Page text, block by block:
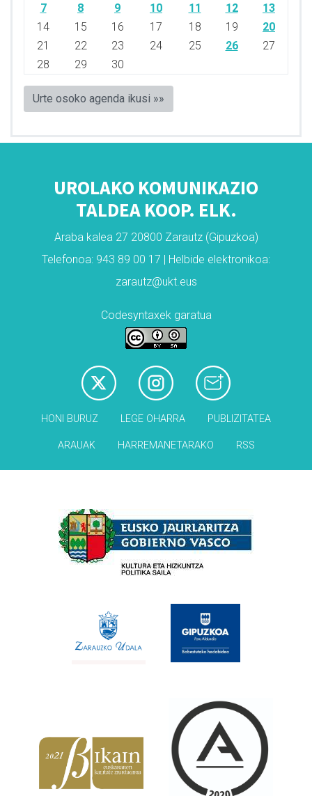
7
8 9 10 11 12
13
14
15 16 17 18 19
20
21
22 23 24 25 26
27
28
29 30
Urte osoko agenda ikusi »»
UROLAKO KOMUNIKAZIO
TALDEA KOOP. ELK.
Araba kalea 27 20800 Zarautz (Gipuzkoa)
Telefonoa: 943 89 00 17 | Helbide elektronikoa:
zarautz@ukt.eus
Codesyntaxek garatua
HONI BURUZ LEGE OHARRA PUBLIZITATEA
ARAUAK HARREMANETARAKO RSS